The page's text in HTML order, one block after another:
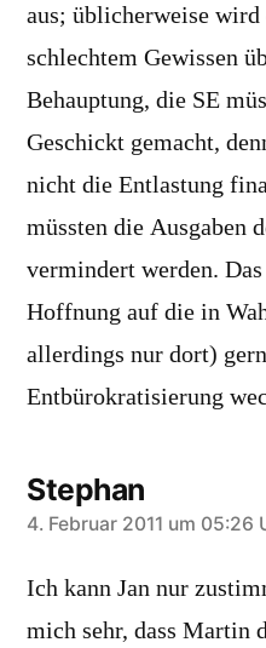
aus; üblicherweise
schlechtem Gewissen
Behauptung, die SE
Geschickt gemacht,
nicht die Entlastung
müssten die Ausgaben
vermindert werden.
Hoffnung auf die in
allerdings nur dort)
Entbürokratisierung
Stephan
sagt:
4. Februar 2011 um 05:26
Ich kann Jan nur
mich sehr, dass Martin